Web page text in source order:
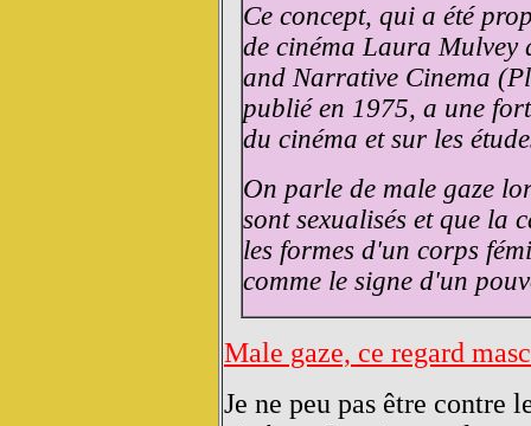
Ce concept, qui a été
de cinéma Laura Mulvey
and Narrative Cinema
publié en 1975, a une
du cinéma et sur les
On parle de male gaze
sont sexualisés et que la
les formes d'un corps
comme le signe d'un
Male gaze, ce regard
Je ne peu pas être contre